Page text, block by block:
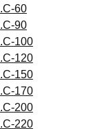
60
90
100
120
150
170
200
220